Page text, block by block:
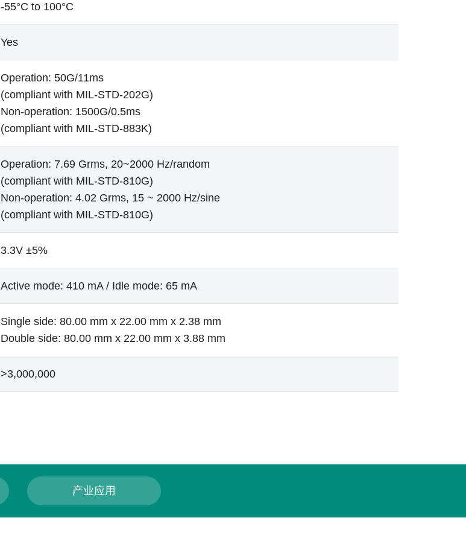
-55°C to 100°C
Yes
Operation: 50G/11ms
(compliant with MIL-STD-202G)
Non-operation: 1500G/0.5ms
(compliant with MIL-STD-883K)
Operation: 7.69 Grms, 20~2000 Hz/random
(compliant with MIL-STD-810G)
Non-operation: 4.02 Grms, 15 ~ 2000 Hz/sine
(compliant with MIL-STD-810G)
3.3V ±5%
Active mode: 410 mA / Idle mode: 65 mA
Single side: 80.00 mm x 22.00 mm x 2.38 mm
Double side: 80.00 mm x 22.00 mm x 3.88 mm
>3,000,000
产业应用